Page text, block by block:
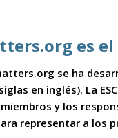
es el
se ha
en inglés). La
y los
representar a los